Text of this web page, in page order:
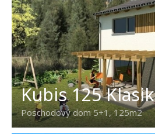
Kubis 125 Klasik
Poschodový dom 5+1, 125m2